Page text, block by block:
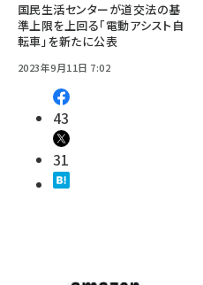
国民生活センターが道交法の基
準上限を上回る「電動アシスト自
転車」を新たに公表
2023年9月11日 7:02
43
31